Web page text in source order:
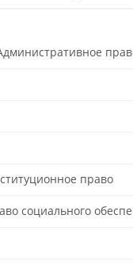
право
социального